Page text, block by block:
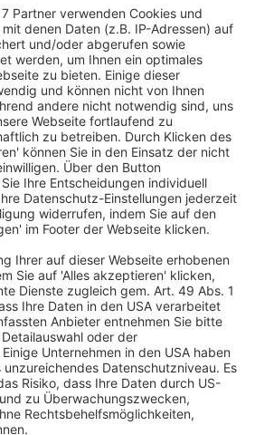
der
ASG2 in Abrede. Der
das Unionsrecht jeder Person,
gegen das
Schaden erlitten hat, das
Ersatz dieses
Eine Schadensersatzklage
von der Person erhoben
Anspruch zusteht, oder von
der Anspruch abgetreten wurde.
allerdings nicht die Modalitäten
des Anspruchs auf Ersatz des
gegen das
Schadens. Folglich
Mitgliedstaaten, diese
wobei u. a. der
zu beachten ist. Im vorliegenden
Gericht darüber zu befinden, ob
nationalen Rechts, die eine
durch ein Kartell verursachten
Inkasso ausschließt,
genügt. Sollte es zu
(i) dass das deutsche Recht
Rechtsbehelf bietet, der